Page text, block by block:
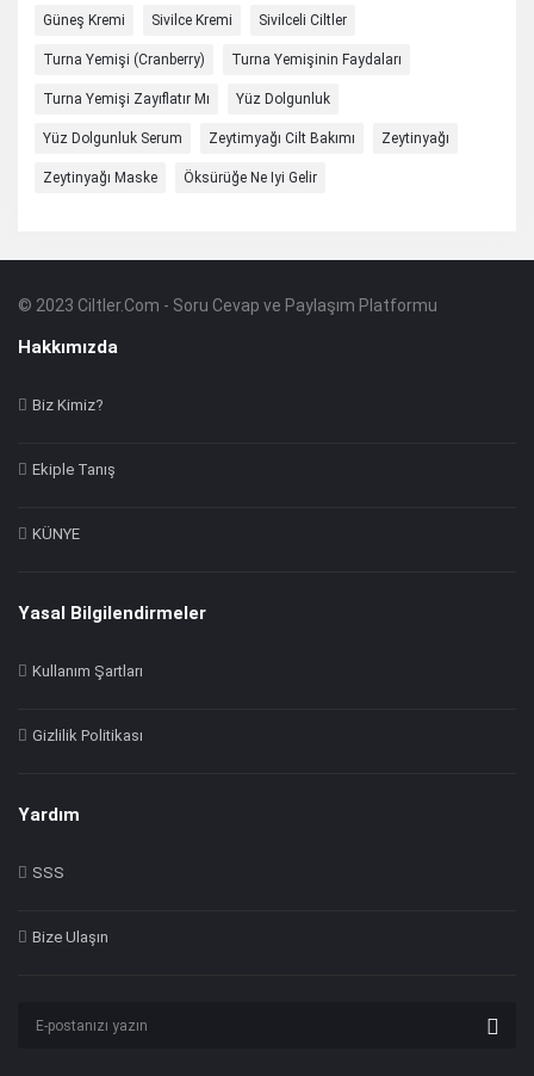
Güneş Kremi Sivilce Kremi Sivilceli Ciltler
Turna Yemişi (cranberry) Turna Yemişinin Faydaları
Turna Yemişi Zayıflatır Mı Yüz Dolgunluk
Yüz Dolgunluk Serum Zeytimyağı Cilt Bakımı Zeytinyağı
Zeytinyağı Maske Öksürüğe Ne Iyi Gelir
Footer
Hakkında
© 2023 Ciltler.Com - Soru Cevap ve Paylaşım Platformu
Hakkımızda
Biz Kimiz?
Ekiple Tanış
KÜNYE
Yasal Bilgilendirmeler
Kullanım Şartları
Gizlilik Politikası
Yardım
SSS
Bize Ulaşın
Abone